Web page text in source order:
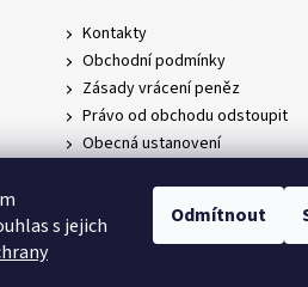
s jejich
Odmítnout
Kontakty
Obchodní podmínky
Zásady vrácení peněz
Právo od obchodu odstoupit
Obecná ustanovení